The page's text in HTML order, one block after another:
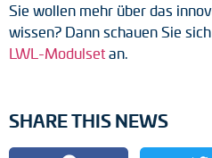
Sie wollen mehr über das
wissen? Dann schauen Sie
LWL-Modulset an.
SHARE THIS NEWS